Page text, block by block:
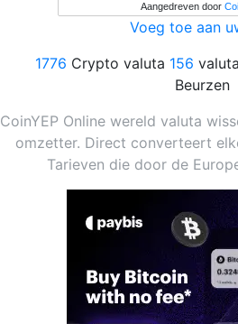
Aangedreven door
Voeg toe aan
1776 Crypto valuta 156 valuta
Beurzen
CoinYEP Online wereld valuta
omzetter. Direct converteert
Tarieven die door de